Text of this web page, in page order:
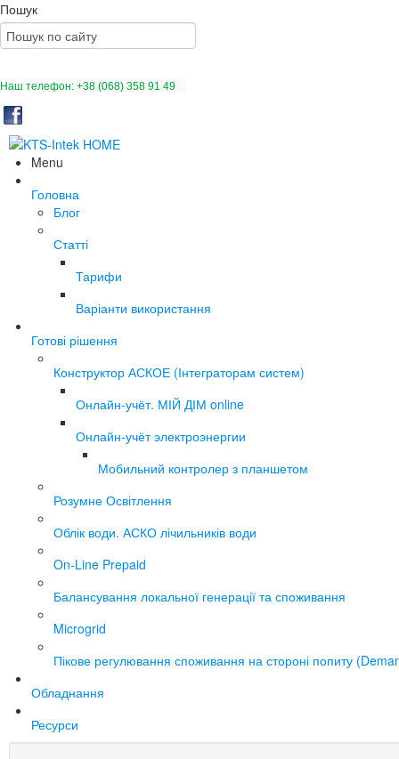
Пошук
Наш телефон: +38 (068) 358 91 49
Menu
Головна
Блог
Статті
Тарифи
Варіанти використання
Готові рішення
Конструктор АСКОЕ (Інтеграторам систем)
Онлайн-учёт. МІЙ ДІМ online
Онлайн-учёт электроэнергии
Мобильний контролер з планшетом
Розумне Освітлення
Облік води. АСКО лічильників води
On-Line Prepaid
Балансування локальної генерації та споживання
Microgrid
Пікове регулювання споживання на стороні попиту
Обладнання
Ресурси